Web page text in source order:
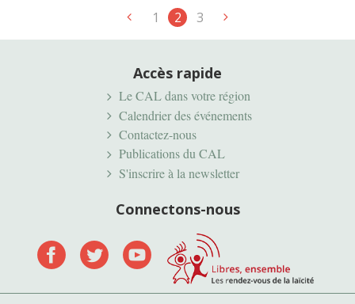
1 2 3
Accès rapide
Le CAL dans votre région
Calendrier des événements
Contactez-nous
Publications du CAL
S'inscrire à la newsletter
Connectons-nous